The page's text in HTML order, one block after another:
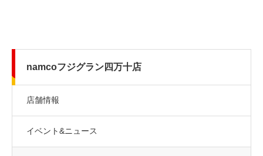
namcoフジグラン四万十店
店舗情報
イベント&ニュース